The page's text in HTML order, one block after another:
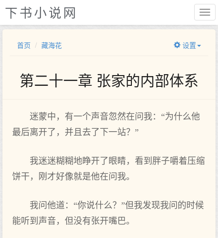
下书小说网
首页 藏海花 设置
第二十一章 张家的内部体系
迷蒙中，有一个声音忽然在问我：“为什么他
最后离开了，并且去了下一站？”
我迷迷糊糊地睁开了眼睛，看到胖子嚼着压缩
饼干，刚才好像就是他在问我。
我问他道：“你说什么？”但我发现我问的时候
能听到声音，但没有张开嘴巴。